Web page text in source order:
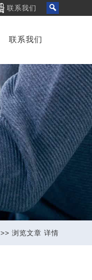
联系我们
联系我们
>> 浏览文章 详情